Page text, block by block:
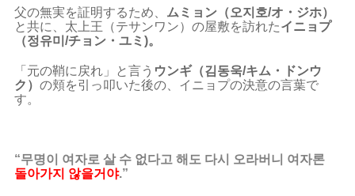
父の無実を証明するため、 ムミョン（오지호/オ・ジホ）
と共に、太上王（テサンワン）の屋敷を訪れたイニョプ
（정유미/チョン・ユミ)。
「元の鞘に戻れ」と言う ウンギ（김동욱/キム・ドンウ
ク）の頬を引っ叩いた後の、イニョプの決意の言葉で
す。
“무명이 여자로 살 수 없다고 해도 다시 오라버니 여자론
돌아가지 않을거야.”